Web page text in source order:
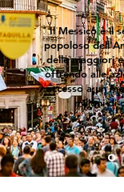
Il Messico è il
popoloso
delle maggiori
offrendo alle
accesso a un
milioni di